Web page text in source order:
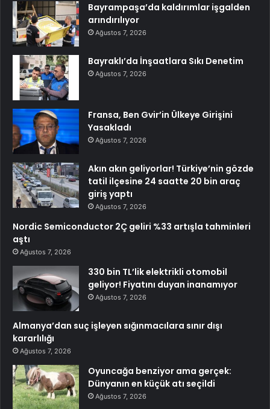
Bayrampaşa’da kaldırımlar işgalden
arındırılıyor
Ağustos 7, 2026
Bayraklı’da İnşaatlara Sıkı Denetim
Ağustos 7, 2026
Fransa, Ben Gvir’in Ülkeye Girişini
Yasakladı
Ağustos 7, 2026
Akın akın geliyorlar! Türkiye’nin gözde
tatil ilçesine 24 saatte 20 bin araç
giriş yaptı
Ağustos 7, 2026
Nordic Semiconductor 2Ç geliri %33 artışla tahminleri
aştı
Ağustos 7, 2026
330 bin TL’lik elektrikli otomobil
geliyor! Fiyatını duyan inanamıyor
Ağustos 7, 2026
Almanya’dan suç işleyen sığınmacılara sınır dışı
kararlılığı
Ağustos 7, 2026
Oyuncağa benziyor ama gerçek:
Dünyanın en küçük atı seçildi
Ağustos 7, 2026